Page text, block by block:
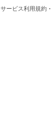
サービス利用規約 ·